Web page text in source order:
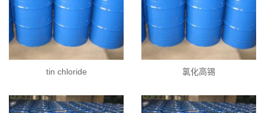
tin chloride 氯化高锡